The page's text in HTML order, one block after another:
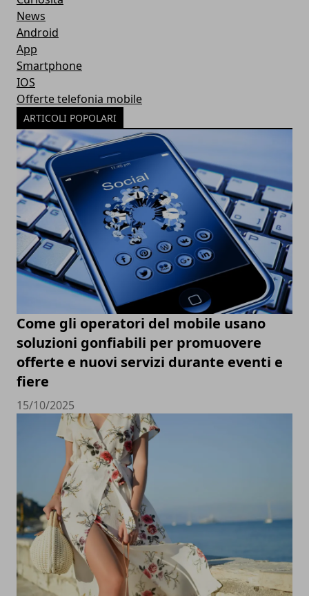
News
Android
App
Smartphone
IOS
Offerte telefonia mobile
ARTICOLI POPOLARI
Come gli operatori del mobile usano
soluzioni gonfiabili per promuovere
offerte e nuovi servizi durante eventi e
fiere
15/10/2025